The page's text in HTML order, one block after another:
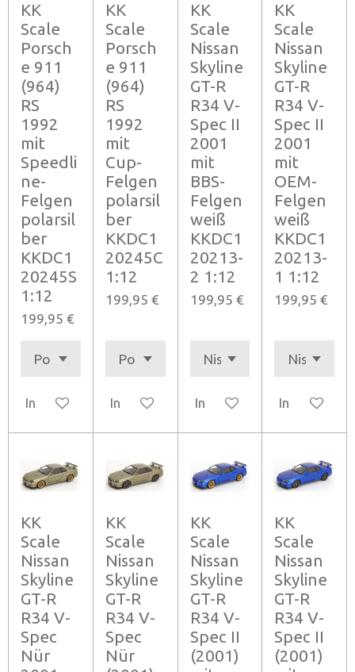
KK
Scale
Porsch
e 911
(964)
RS
1992
mit
Speedli
ne-
Felgen
polarsil
ber
KKDC1
20245S
1:12
199,95 €
In den Warenkorb
KK
Scale
Porsch
e 911
(964)
RS
1992
mit
Cup-
Felgen
polarsil
ber
KKDC1
20245C
1:12
199,95 €
In den Warenkorb
KK
Scale
Nissan
Skyline
GT-R
R34 V-
Spec II
2001
mit
BBS-
Felgen
weiß
KKDC1
20213-
2 1:12
199,95 €
In den Warenkorb
KK
Scale
Nissan
Skyline
GT-R
R34 V-
Spec II
2001
mit
OEM-
Felgen
weiß
KKDC1
20213-
1 1:12
199,95 €
In den
KK
Scale
Nissan
Skyline
GT-R
R34 V-
Spec
Nür
KK
Scale
Nissan
Skyline
GT-R
R34 V-
Spec
Nür
KK
Scale
Nissan
Skyline
GT-R
R34 V-
Spec II
(2001)
KK
Scale
Nissan
Skyline
GT-R
R34 V-
Spec II
(2001)